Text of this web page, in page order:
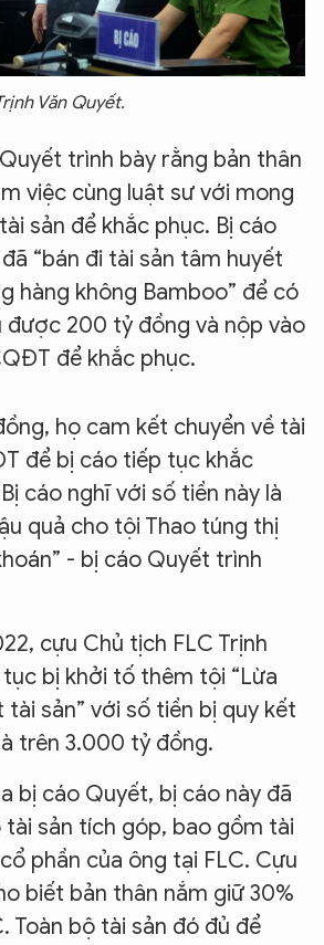
Văn Quyết.
trình bày rằng bản thân
việc cùng luật sư với mong
sản để khắc phục. Bị cáo
“bán đi tài sản tâm huyết
hàng không Bamboo” để có
được 200 tỷ đồng và nộp vào
để khắc phục.
họ cam kết chuyển về tài
để bị cáo tiếp tục khắc
cáo nghĩ với số tiền này là
quả cho tội Thao túng thị
- bị cáo Quyết trình
cựu Chủ tịch FLC Trịnh
bị khởi tố thêm tội “Lừa
sản” với số tiền bị quy kết
trên 3.000 tỷ đồng.
bị cáo Quyết, bị cáo này đã
tài sản tích góp, bao gồm tài
phần của ông tại FLC. Cựu
biết bản thân nắm giữ 30%
Toàn bộ tài sản đó đủ để